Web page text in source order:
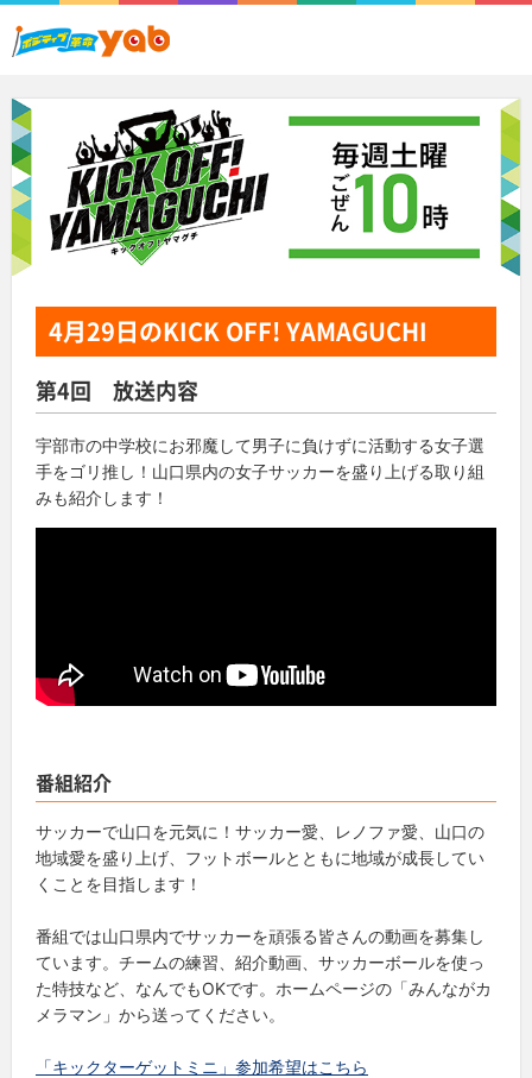
4月29日のKICK OFF! YAMAGUCHI
第4回 放送内容
宇部市の中学校にお邪魔して男子に負けずに活動する女子選
手をゴリ推し！ 山口県内の女子サッカーを盛り上げる取り組
みも紹介します！
番組紹介
サッカーで山口を元気に！サッカー愛、レノファ愛、山口の
地域愛を盛り上げ、フットボールとともに地域が成長してい
くことを目指します！
番組では山口県内でサッカーを頑張る皆さんの動画を募集し
ています。チームの練習、紹介動画、サッカーボールを使っ
た特技など、なんでもOKです。ホームページの「みんながカ
メラマン」から送ってください。
「キックターゲットミニ」参加希望はこちら